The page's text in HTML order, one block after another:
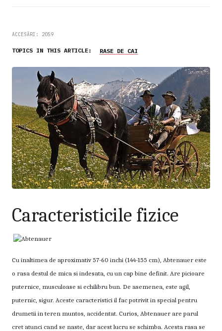
ACCESĂRI: 2059
TOPICS IN THIS ARTICLE: RASE DE CAI
Caracteristicile fizice
Cu inaltimea de aproximativ 57-60 inchi (144-155 cm), Abtenauer este
o rasa destul de mica si indesata, cu un cap bine definit. Are picioare
puternice, musculoase si echilibru bun. De asemenea, este agil,
puternic, sigur. Aceste caracteristici il fac potrivit in special pentru
drumetii in teren muntos, accidentat. Curios, Abtenauer are parul
cret atunci cand se naste, dar acest lucru se schimba. Acesta rasa se